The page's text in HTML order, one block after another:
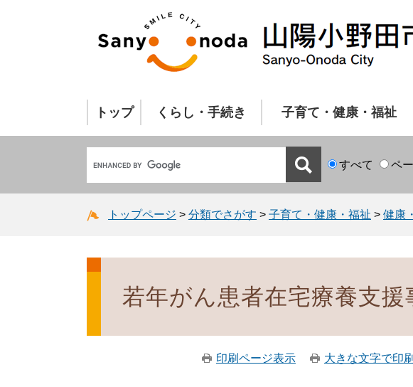
トップ くらし・手続き 子育て・健康・福祉
すべて ペ
トップページ > 分類でさがす > 子育て・健康・福祉 > 健康
若年がん患者在宅療養支援
印刷ページ表示 大きな文字で印